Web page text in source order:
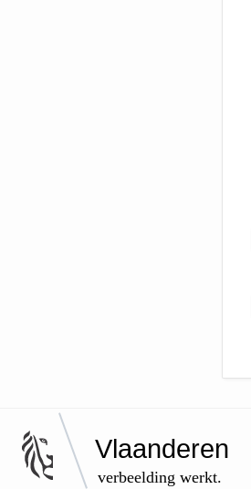
Vlaanderen
verbeelding werkt.